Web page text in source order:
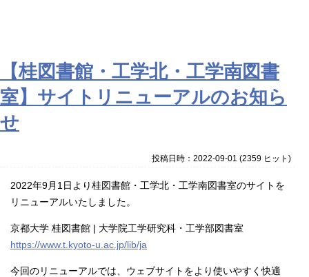
【桂図書館・工学北・工学南図書
室】サイトリニューアルのお知ら
せ
投稿日時：2022-09-01 (2359 ヒット )
2022年9月1日より桂図書館・工学北・工学南図書室のサイト を
リニューアルいたしました。
京都大学 桂図書館 | 大学院工学研究科・工学部図書室
https://www.t.kyoto-u.ac.jp/lib/ja
今回のリニューアルでは、 ウェブサイトをより使いやすく快適